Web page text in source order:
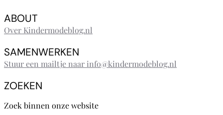
ABOUT
Over Kindermodeblog.nl
SAMENWERKEN
Stuur een mailtje naar info@kindermodeblog.nl
ZOEKEN
Zoek binnen onze website